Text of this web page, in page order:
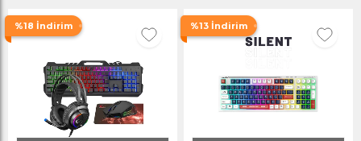
%18 İndirim %13 İndirim